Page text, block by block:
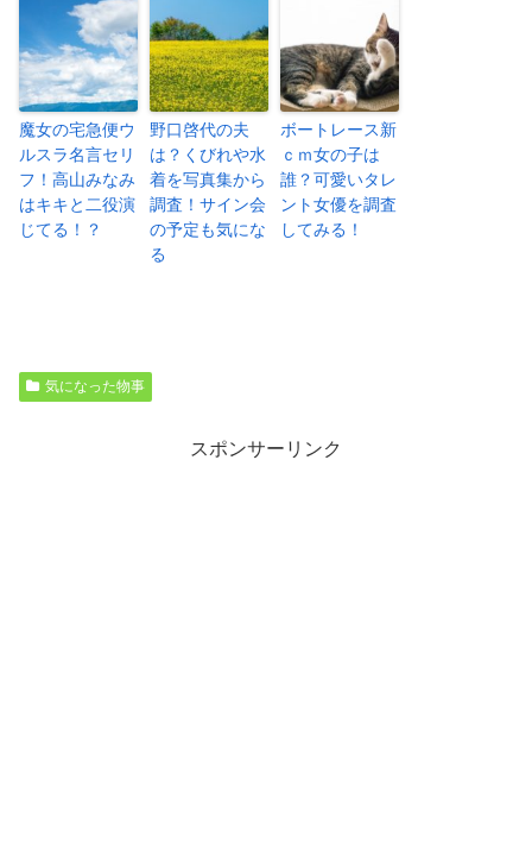
魔女の宅急便ウ
ルスラ名言セリ
フ！高山みなみ
はキキと二役演
じてる！？
野口啓代の夫
は？くびれや水
着を写真集から
調査！サイン会
の予定も気にな
る
ボートレース新
ｃｍ女の子は
誰？可愛いタレ
ント女優を調査
してみる！
気になった物事
スポンサーリンク